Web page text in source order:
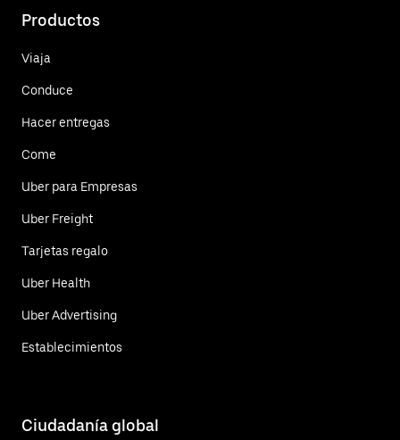
Productos
Viaja
Conduce
Hacer entregas
Come
Uber para Empresas
Uber Freight
Tarjetas regalo
Uber Health
Uber Advertising
Establecimientos
Ciudadanía global